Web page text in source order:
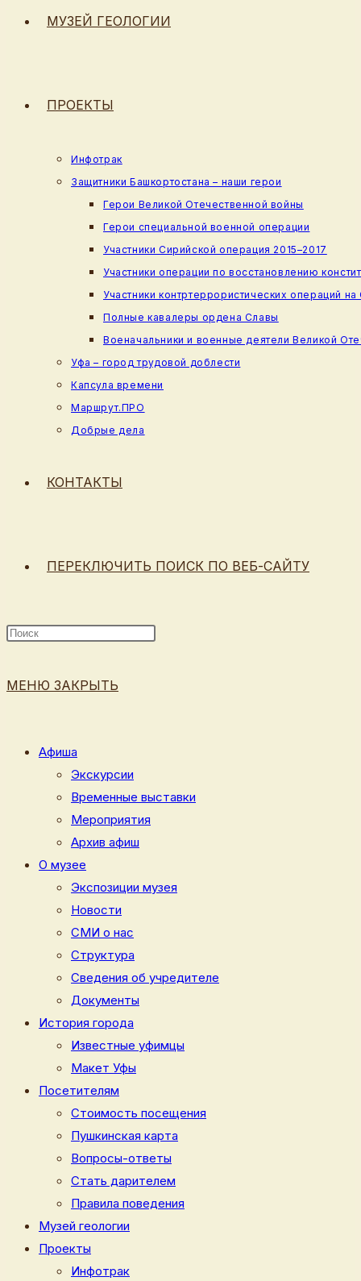
МУЗЕЙ ГЕОЛОГИИ
ПРОЕКТЫ
Инфотрак
Защитники Башкортостана – наши герои
Герои Великой Отечественной войны
Герои специальной военной операции
Участники Сирийской операция 2015–2017
Участники операции по восстановлению
Участники контртеррористических операций
Полные кавалеры ордена Славы
Военачальники и военные деятели Великой
Уфа – город трудовой доблести
Капсула времени
Маршрут.ПРО
Добрые дела
КОНТАКТЫ
ПЕРЕКЛЮЧИТЬ ПОИСК ПО ВЕБ-САЙТУ
МЕНЮ ЗАКРЫТЬ
Афиша
Экскурсии
Временные выставки
Мероприятия
Архив афиш
О музее
Экспозиции музея
Новости
СМИ о нас
Структура
Сведения об учредителе
Документы
История города
Известные уфимцы
Макет Уфы
Посетителям
Стоимость посещения
Пушкинская карта
Вопросы-ответы
Стать дарителем
Правила поведения
Музей геологии
Проекты
Инфотрак